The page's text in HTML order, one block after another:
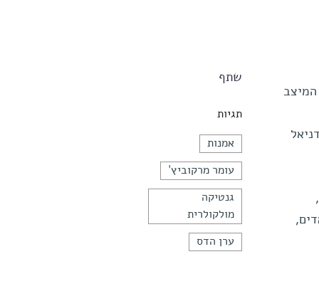
שתף
תגיות
אמנות
עומר מרקוביץ'
גנטיקה
מולקולרית
ערן הדס